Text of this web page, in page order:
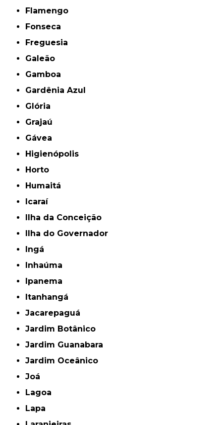
Flamengo
Fonseca
Freguesia
Galeão
Gamboa
Gardênia Azul
Glória
Grajaú
Gávea
Higienópolis
Horto
Humaitá
Icaraí
Ilha da Conceição
Ilha do Governador
Ingá
Inhaúma
Ipanema
Itanhangá
Jacarepaguá
Jardim Botânico
Jardim Guanabara
Jardim Oceânico
Joá
Lagoa
Lapa